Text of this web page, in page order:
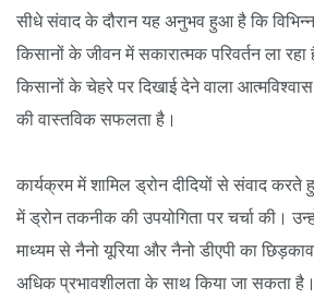
सीधे संवाद के दौरान यह अनुभव हुआ है कि
किसानों के जीवन में सकारात्मक परिवर्तन ला
किसानों के चेहरे पर दिखाई देने वाला
की वास्तविक सफलता है।
कार्यक्रम में शामिल ड्रोन दीदियों से संवाद करते
में ड्रोन तकनीक की उपयोगिता पर चर्चा की।
माध्यम से नैनो यूरिया और नैनो डीएपी का
अधिक प्रभावशीलता के साथ किया जा सकता